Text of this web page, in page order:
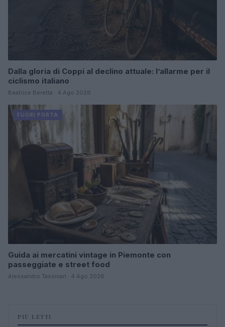
Dalla gloria di Coppi al declino attuale: l’allarme per il
ciclismo italiano
Beatrice Beretta · 4 Ago 2026
FUORI PORTA
Guida ai mercatini vintage in Piemonte con
passeggiate e street food
Alessandro Tassinari · 4 Ago 2026
PIÙ LETTI